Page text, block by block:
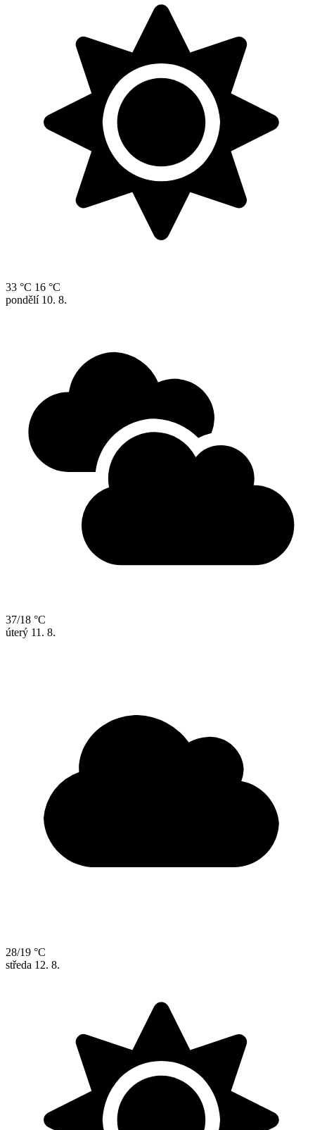
33 °C 16 °C
pondělí 10. 8.
37/18 °C
úterý 11. 8.
28/19 °C
středa 12. 8.